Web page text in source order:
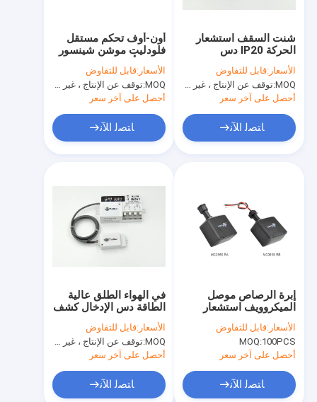
أون-أوف تحكم مستقل
فلودليت موشن شينسور
200w أنتي - إنتيرفيرنس
الأسعار:قابل للتفاوض
MOQ: توقف عن الإنتاج ، غير متوفر.
أحصل على آخر سعر
ﺎﺘﺼﻟ ﺍﻶﻧ
شنت السقف استشعار
الحركة IP20 دس
استشعار الحركة التبديل
12V في الهواء الطلقالأسعار:قابل للتفاوض
MOQ: توقف عن الإنتاج ، غير متوفر.
أحصل على آخر سعر
ﺎﺘﺼﻟ ﺍﻶﻧ
في الهواء الطلق عالية
الطاقة دس الإدخال كشف
الحركة الاستشعار عن
ممر الضوء
الأسعار:قابل للتفاوض
MOQ: توقف عن الإنتاج ، غير متوفر.
أحصل على آخر سعر
ﺎﺘﺼﻟ ﺍﻶﻧ
إبرة الرصاص موصل
الميكروويف استشعار
الحركة على إيقاف
للفيضانات MC085S
الأسعار:قابل للتفاوض
MOQ:100PCS
أحصل على آخر سعر
ﺎﺘﺼﻟ ﺍﻶﻧ